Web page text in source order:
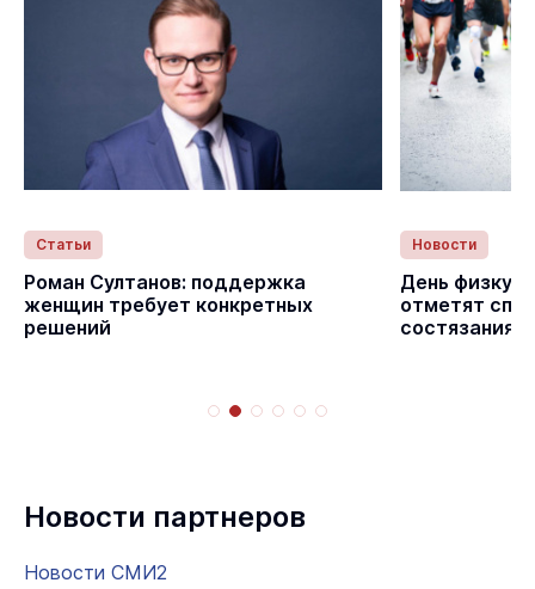
Статьи
Роман Султанов: поддержка
женщин требует конкретных
решений
Новости
День
отметят
Новости партнеров
Новости СМИ2